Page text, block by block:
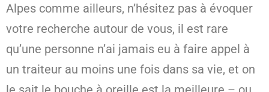
Alpes comme ailleurs, n’hésitez pas à évoquer
votre recherche autour de vous, il est rare
qu’une personne n’ai jamais eu à faire appel à
un traiteur au moins une fois dans sa vie, et on